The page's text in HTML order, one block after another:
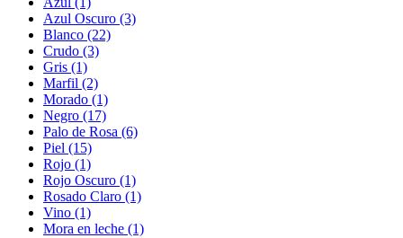
Azul Oscuro (3)
Blanco (22)
Crudo (3)
Gris (1)
Marfil (2)
Morado (1)
Negro (17)
Palo de Rosa (6)
Piel (15)
Rojo (1)
Rojo Oscuro (1)
Rosado Claro (1)
Vino (1)
Mora en leche (1)